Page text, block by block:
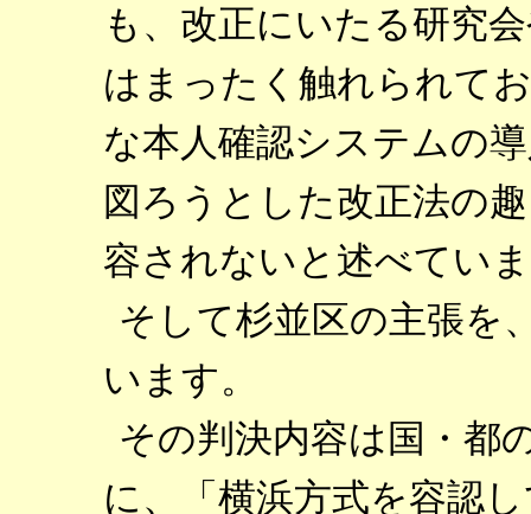
も、改正にいたる研究
はまったく触れられて
な本人確認システムの
図ろうとした改正法の
容されないと述べてい
そして杉並区の主張を
います。
その判決内容は国・都
に、「横浜方式を容認